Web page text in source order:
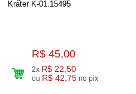
Krater K-01.15495
R$ 45,00
2x R$ 22,50
ou R$ 42,75 no pix